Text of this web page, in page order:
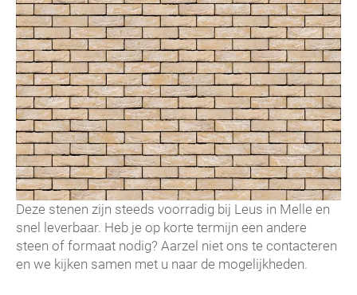
Deze stenen zijn steeds voorradig bij Leus in Melle en
snel leverbaar. Heb je op korte termijn een andere
steen of formaat nodig? Aarzel niet ons te contacteren
en we kijken samen met u naar de mogelijkheden.